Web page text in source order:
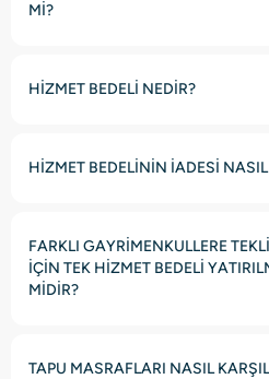
Mİ?
HİZMET BEDELİ NEDİR?
HİZMET BEDELİNİN İADESİ
FARKLI GAYRİMENKULLERE
İÇİN TEK HİZMET BEDELİ
MİDİR?
TAPU MASRAFLARI NASIL